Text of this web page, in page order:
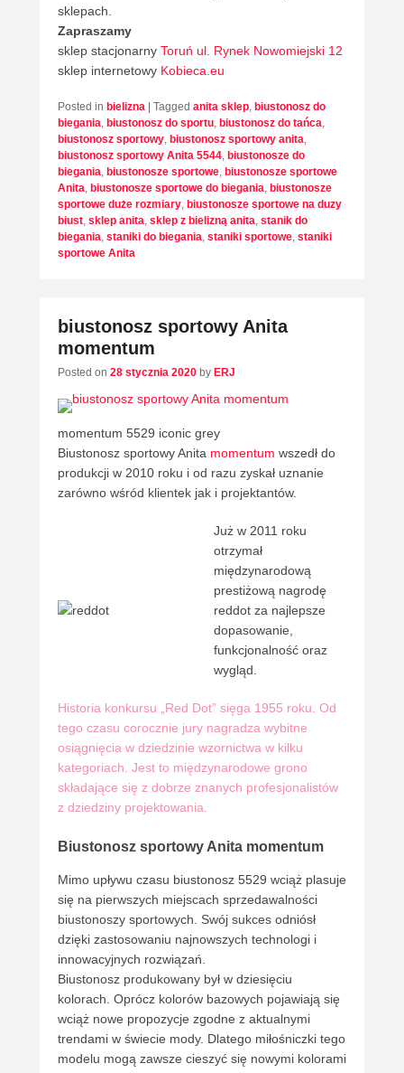
sklepach.
Zapraszamy
sklep stacjonarny Toruń ul. Rynek Nowomiejski 12
sklep internetowy Kobieca.eu
Posted in bielizna Tagged anita sklep, biustonosz do
biegania, biustonosz do sportu, biustonosz do tańca,
biustonosz sportowy, biustonosz sportowy anita,
biustonosz sportowy Anita 5544, biustonosze do
biegania, biustonosze sportowe, biustonosze sportowe
Anita, biustonosze sportowe do biegania, biustonosze
sportowe duże rozmiary, biustonosze sportowe na duzy
biust, sklep anita, sklep z bielizną anita, stanik do
biegania, staniki do biegania, staniki sportowe, staniki
sportowe Anita
biustonosz sportowy Anita
momentum
Posted on 28 stycznia 2020 by ERJ
momentum 5529 iconic grey
Biustonosz sportowy Anita momentum wszedł do
produkcji w 2010 roku i od razu zyskał uznanie
zarówno wśród klientek jak i projektantów.
Już w 2011 roku
otrzymał
międzynarodową
prestiżową nagrodę
reddot za najlepsze
dopasowanie,
funkcjonalność oraz
wygląd.
Historia konkursu „Red Dot” sięga 1955 roku. Od
tego czasu corocznie jury nagradza wybitne
osiągnięcia w dziedzinie wzornictwa w kilku
kategoriach. Jest to międzynarodowe grono
składające się z dobrze znanych profesjonalistów
z dziedziny projektowania.
Biustonosz sportowy Anita momentum
Mimo upływu czasu biustonosz 5529 wciąż plasuje
się na pierwszych miejscach sprzedawalności
biustonoszy sportowych. Swój sukces odniósł
dzięki zastosowaniu najnowszych technologi i
innowacyjnych rozwiązań.
Biustonosz produkowany był w dziesięciu
kolorach. Oprócz kolorów bazowych pojawiają się
wciąż nowe propozycje zgodne z aktualnymi
trendami w świecie mody. Dlatego miłośniczki tego
modelu mogą zawsze cieszyć się nowymi kolorami